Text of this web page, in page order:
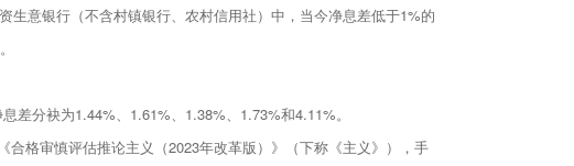
意银行（不含村镇银行、农村信用社）中，当今净息差低于1%的
差分袂为1.44%、1.61%、1.38%、1.73%和4.11%。
格审慎评估推论主义（2023年改革版）》（下称《主义》），手